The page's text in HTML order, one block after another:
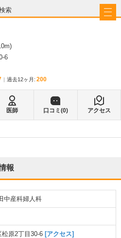
索
)
6
過去12ヶ月: 200
医師 口コミ(0) アクセス
報
中産科婦人科
原2丁目30-6 [アクセス]